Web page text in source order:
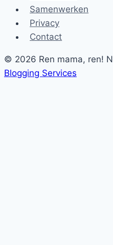
Samenwerken
Privacy
Contact
© 2026 Ren mama, ren!
Blogging Services